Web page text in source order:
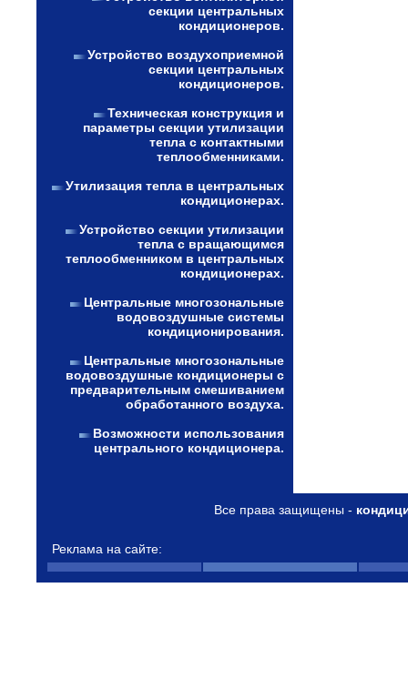
секции центральных
кондиционеров.
Устройство воздухоприемной
секции центральных
кондиционеров.
Техническая конструкция и
параметры секции утилизации
тепла с контактными
теплообменниками.
Утилизация тепла в центральных
кондиционерах.
Устройство секции утилизации
тепла с вращающимся
теплообменником в центральных
кондиционерах.
Центральные многозональные
водовоздушные системы
кондиционирования.
Центральные многозональные
водовоздушные кондиционеры с
предварительным смешиванием
обработанного воздуха.
Возможности использования
центрального кондиционера.
Все права защищены -
Реклама на сайте: